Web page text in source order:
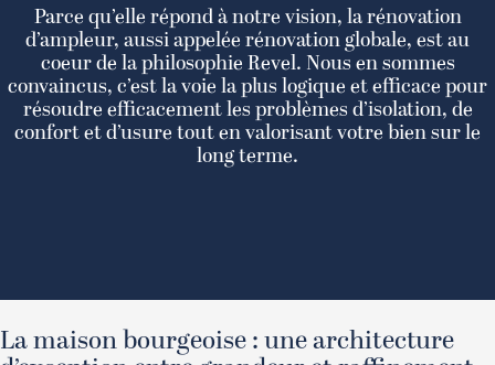
Parce qu’elle répond à notre vision, la rénovation
d’ampleur, aussi appelée rénovation globale, est au
coeur de la philosophie Revel. Nous en sommes
convaincus, c’est la voie la plus logique et efficace pour
résoudre efficacement les problèmes d’isolation, de
confort et d’usure tout en valorisant votre bien sur le
long terme.
La maison bourgeoise : une architecture